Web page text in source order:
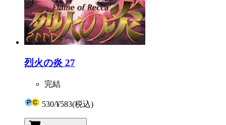
烈火の炎 27
完結
530/¥583(税込)